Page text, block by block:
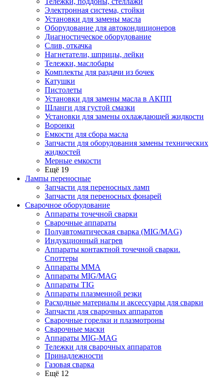
Электронная система, стойки
Установки для замены масла
Оборудование для автокондиционеров
Диагностическое оборудование
Слив, откачка
Нагнетатели, шприцы, лейки
Тележки, маслобары
Комплекты для раздачи из бочек
Катушки
Пистолеты
Установки для замены масла в АКПП
Шланги для густой смазки
Установки для замены охлаждающей жидкости
Воронки
Емкости для сбора масла
Запчасти для оборудования замены технических
жидкостей
Мерные емкости
Ещё 19
Лампы переносные
Запчасти для переносных ламп
Запчасти для переносных фонарей
Сварочное оборудование
Аппараты точечной сварки
Сварочные аппараты
Полуавтоматическая сварка (MIG/MAG)
Индукционный нагрев
Аппараты контактной точечной сварки.
Споттеры
Аппараты MMA
Аппараты MIG/MAG
Аппараты TIG
Аппараты плазменной резки
Расходные материалы и аксессуары для сварки
Запчасти для сварочных аппаратов
Сварочные горелки и плазмотроны
Сварочные маски
Аппараты MIG-MAG
Тележки для сварочных аппаратов
Принадлежности
Газовая сварка
Ещё 12